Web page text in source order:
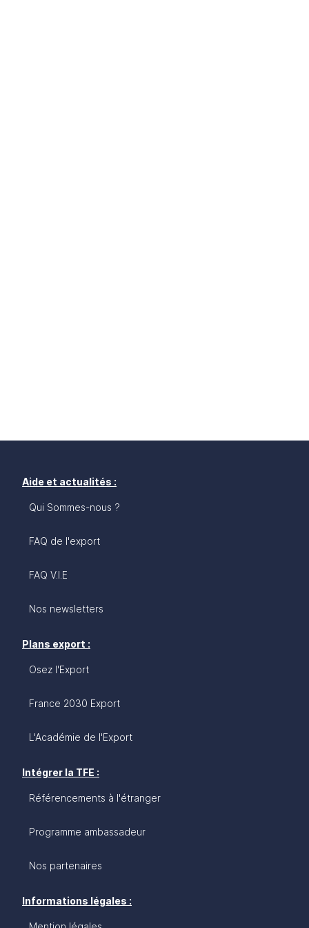
Aide et actualités :
Qui Sommes-nous ?
FAQ de l'export
FAQ V.I.E
Nos newsletters
Plans export :
Osez l'Export
France 2030 Export
L'Académie de l'Export
Intégrer la TFE :
Référencements à l'étranger
Programme ambassadeur
Nos partenaires
Informations légales :